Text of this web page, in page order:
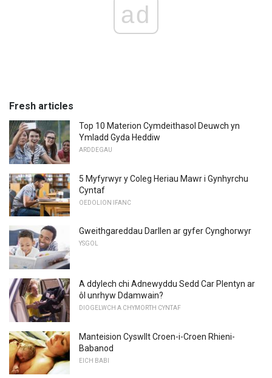
ad
Fresh articles
Top 10 Materion Cymdeithasol Deuwch yn
Ymladd Gyda Heddiw
ARDDEGAU
5 Myfyrwyr y Coleg Heriau Mawr i Gynhyrchu
Cyntaf
OEDOLION IFANC
Gweithgareddau Darllen ar gyfer Cynghorwyr
YSGOL
A ddylech chi Adnewyddu Sedd Car Plentyn ar
ôl unrhyw Ddamwain?
DIOGELWCH A CHYMORTH CYNTAF
Manteision Cyswllt Croen-i-Croen Rhieni-
Babanod
EICH BABI